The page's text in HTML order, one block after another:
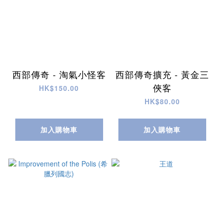
西部傳奇 - 淘氣小怪客
HK$150.00
加入購物車
西部傳奇擴充 - 黃金三
俠客
HK$80.00
加入購物車